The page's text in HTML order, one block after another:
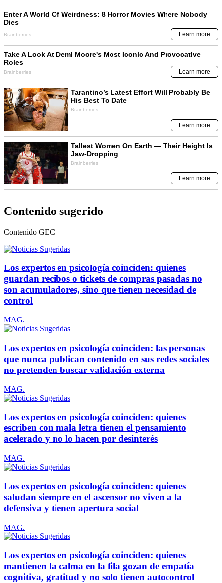
Contenido sugerido
Contenido GEC
Los expertos en psicología coinciden: quienes
guardan recibos o tickets de compras pasadas no
son acumuladores, sino que tienen necesidad de
control
MAG.
Los expertos en psicología coinciden: las personas
que nunca publican contenido en sus redes sociales
no pretenden buscar validación externa
MAG.
Los expertos en psicología coinciden: quienes
escriben con mala letra tienen el pensamiento
acelerado y no lo hacen por desinterés
MAG.
Los expertos en psicología coinciden: quienes
saludan siempre en el ascensor no viven a la
defensiva y tienen apertura social
MAG.
Los expertos en psicología coinciden: quienes
mantienen la calma en la fila gozan de empatía
cognitiva, gratitud y no solo tienen autocontrol